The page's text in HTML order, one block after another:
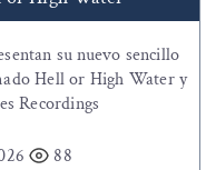
su nuevo sencillo
Hell or High Water y
Recordings
88